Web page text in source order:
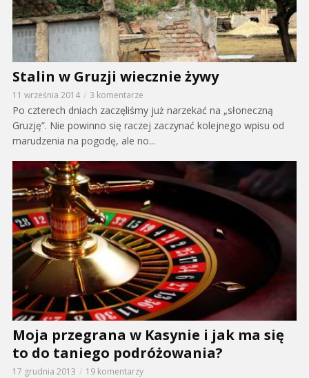
Stalin w Gruzji wiecznie żywy
11 września 2014 3 komentarze
Po czterech dniach zaczęliśmy już narzekać na „słoneczną
Gruzję”. Nie powinno się raczej zaczynać kolejnego wpisu od
marudzenia na pogodę, ale no...
Moja przegrana w Kasynie i jak ma się
to do taniego podróżowania?
17 grudnia 2013 19 komentarzy